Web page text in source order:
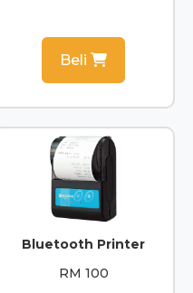
Beli
Bluetooth Printer
RM 100